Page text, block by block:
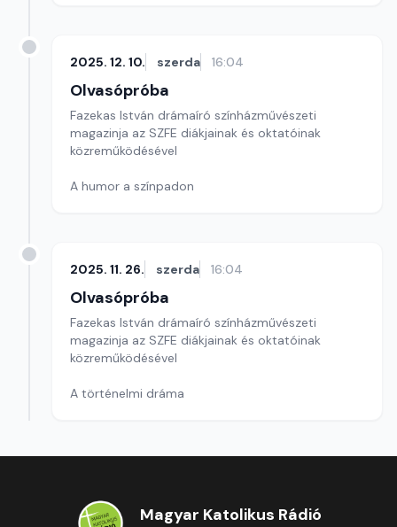
2025. 12. 10. szerda 16:04
Olvasópróba
Fazekas István drámaíró színházművészeti
magazinja az SZFE diákjainak és oktatóinak
közreműködésével
A humor a színpadon
2025. 11. 26. szerda 16:04
Olvasópróba
Fazekas István drámaíró színházművészeti
magazinja az SZFE diákjainak és oktatóinak
közreműködésével
A történelmi dráma
Magyar Katolikus Rádió